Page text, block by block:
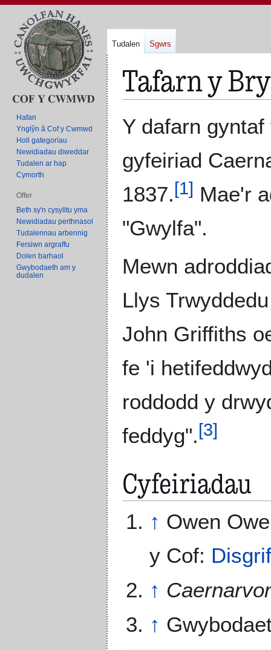
Tafarn y
i'r
llywio
i'r
chwilio
Y dafarn
gyfeiriad
1837.[1] Mae'r
"Gwylfa".
Mewn
Llys
John Griffiths
fe 'i
roddodd y
feddyg".[3]
Cyfeiriadau
↑ Owen
y Cof:
↑
↑
Tudalen Sgwrs
Hafan
Ynglŷn â Cof y Cwmwd
Holl gategorïau
Newidiadau diweddar
Tudalen ar hap
Cymorth
Offer
Beth sy'n cysylltu yma
Newidiadau perthnasol
Tudalennau arbennig
Fersiwn argraffu
Dolen barhaol
Gwybodaeth am y
dudalen